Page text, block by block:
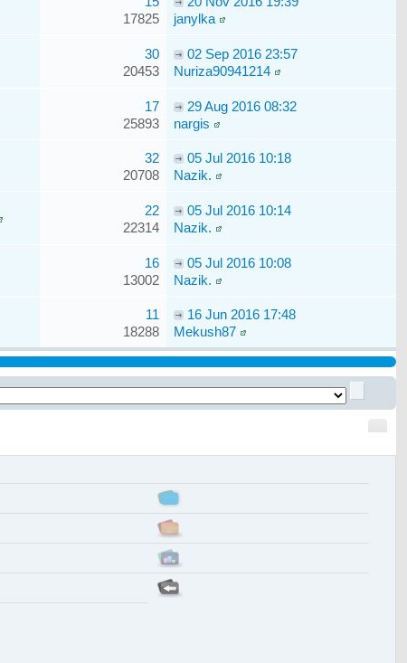
17825
janylka
30
20453
02 Sep 2016 23:57
Nuriza90941214
17
25893
29 Aug 2016 08:32
nargis
32
20708
05 Jul 2016 10:18
Nazik.
22
22314
05 Jul 2016 10:14
Nazik.
16
13002
05 Jul 2016 10:08
Nazik.
11
18288
16 Jun 2016 17:48
Mekush87